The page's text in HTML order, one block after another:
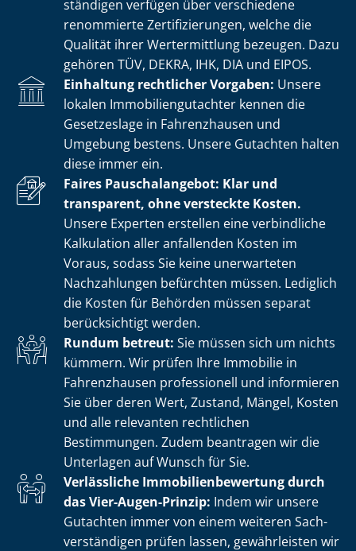
stän­di­gen verfügen über verschiedene
renommierte Zer­ti­fi­zie­run­gen, welche die
Qualität ihrer Wertermittlung bezeugen. Dazu
gehören TÜV, DEKRA, IHK, DIA und EIPOS.
Einhaltung rechtlicher Vorgaben: Unsere
lokalen Im­mo­bi­li­en­gut­ach­ter kennen die
Gesetzeslage in Fahrenzhausen und
Umgebung bestens. Unsere Gutachten halten
diese immer ein.
Faires Pauschalangebot: Klar und
transparent, ohne versteckte Kosten.
Unsere Experten erstellen eine verbindliche
Kalkulation aller anfallenden Kosten im
Voraus, sodass Sie keine unerwarteten
Nachzahlungen befürchten müssen. Lediglich
die Kosten für Behörden müssen separat
berücksichtigt werden.
Rundum betreut: Sie müssen sich um nichts
kümmern. Wir prüfen Ihre Immobilie in
Fahrenzhausen professionell und informieren
Sie über deren Wert, Zustand, Mängel, Kosten
und alle relevanten rechtlichen
Bestimmungen. Zudem beantragen wir die
Unterlagen auf Wunsch für Sie.
Verlässliche Im­mo­bi­li­en­be­wer­tung durch
das Vier-Augen-Prinzip: Indem wir unsere
Gutachten immer von einem weiteren Sach­
ver­stän­di­gen prüfen lassen, gewährleisten wir